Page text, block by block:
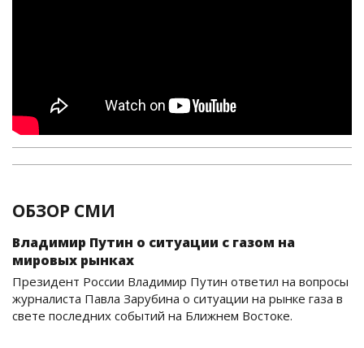
ОБЗОР СМИ
Владимир Путин о ситуации с газом на
мировых рынках
Президент России Владимир Путин ответил на вопросы
журналиста Павла Зарубина о ситуации на рынке газа в
свете последних событий на Ближнем Востоке.